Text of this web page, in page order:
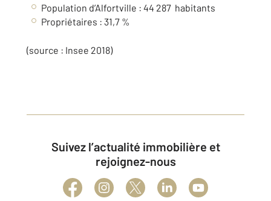
Population d’Alfortville : 44 287 habitants
Propriétaires : 31,7 %
(source : Insee 2018)
Suivez l’actualité immobilière et
rejoignez-nous